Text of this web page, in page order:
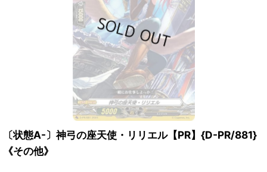
〔状態A-〕神弓の座天使・リリエル【PR】{D-PR/881}
《その他》